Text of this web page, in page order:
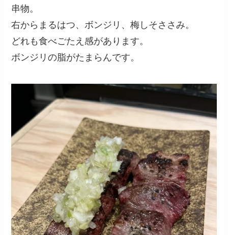
串物。
右からまるはつ、ボンジリ、梅しそささみ。
どれも食べごたえ感があります。
ボンジリの脂がたまらんです。